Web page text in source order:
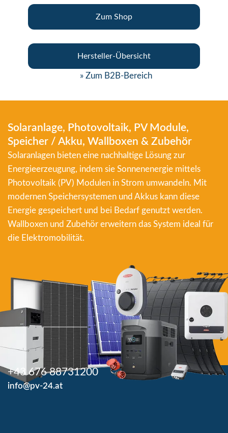
Zum Shop
Hersteller-Übersicht
» Zum B2B-Bereich
Solaranlage, Photovoltaik, PV Module,
Speicher / Akku, Wallboxen & Zubehör
Solaranlagen bieten eine nachhaltige Lösung zur
Energieerzeugung, indem sie Sonnenenergie mittels
Photovoltaik (PV) Modulen in Strom umwandeln. Mit
modernen Speichersystemen und Akkus kann diese
Energie gespeichert und bei Bedarf genutzt werden.
Wallboxen und Zubehör erweitern das System ideal für
die Elektromobilität.
+43 676 88731200
info@pv-24.at